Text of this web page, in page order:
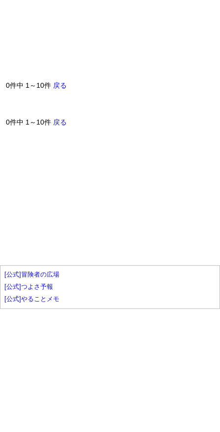
0件中 1～10件 戻る
0件中 1～10件 戻る
[公式]冒険者の広場
[公式]つよさ予報
[公式]やることメモ